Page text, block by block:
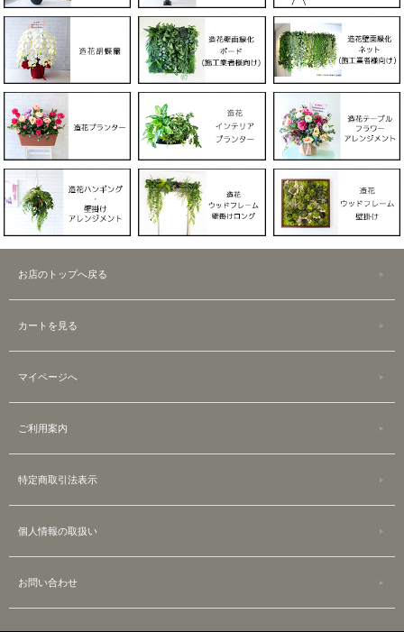
お店のトップへ戻る
カートを見る
マイページへ
ご利用案内
特定商取引法表示
個人情報の取扱い
お問い合わせ